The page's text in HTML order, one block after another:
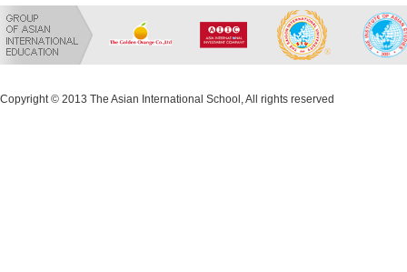
Copyright © 2013 The Asian International School, All rights reserved